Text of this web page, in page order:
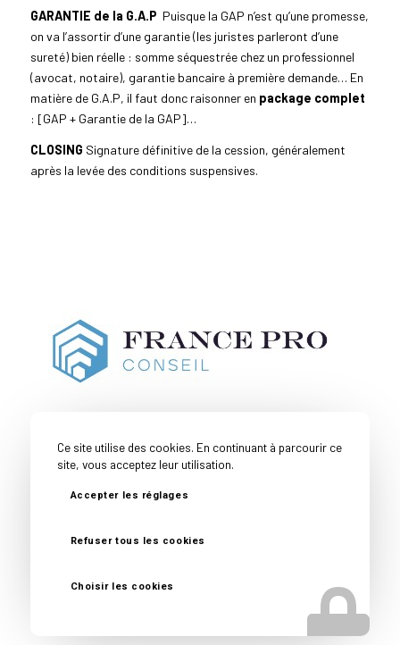
GARANTIE de la G.A.P Puisque la GAP n’est qu’une promesse,
on va l’assortir d’une garantie (les juristes parleront d’une
sureté) bien réelle : somme séquestrée chez un professionnel
(avocat, notaire), garantie bancaire à première demande… En
matière de G.A.P, il faut donc raisonner en package complet
: [GAP + Garantie de la GAP]…
CLOSING Signature définitive de la cession, généralement
après la levée des conditions suspensives.
Ce site utilise des cookies. En continuant à parcourir ce
site, vous acceptez leur utilisation.
Accepter les réglages
Refuser tous les cookies
Choisir les cookies